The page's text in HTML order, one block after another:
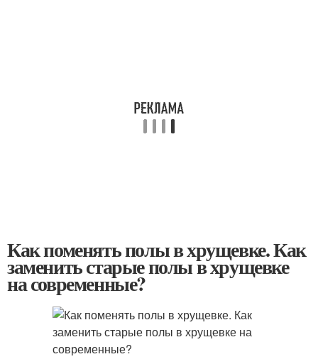
Как поменять полы в хрущевке. Как
заменить старые полы в хрущевке
на современные?